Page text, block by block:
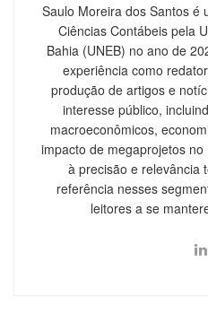
Saulo Moreira dos Santos é
Ciências Contábeis pela
Bahia (UNEB) no ano de
experiência como
produção de artigos e
interesse público,
macroeconômicos,
impacto de megaprojetos
à precisão e relevância
referência nesses
leitores a se